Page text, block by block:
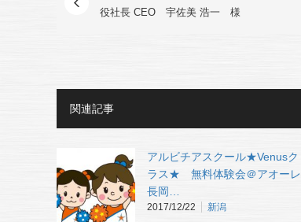
役社長 CEO 宇佐美 浩一 様
関連記事
アルビチアスクール★Venusク
ラス★ 無料体験会＠アオーレ
長岡…
2017/12/22 新潟